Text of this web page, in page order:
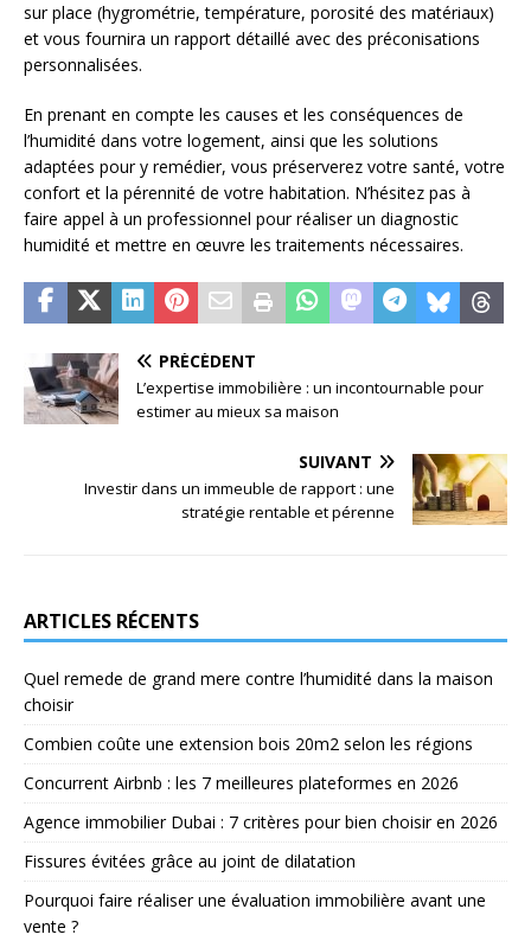
sur place (hygrométrie, température, porosité des matériaux)
et vous fournira un rapport détaillé avec des préconisations
personnalisées.
En prenant en compte les causes et les conséquences de
l’humidité dans votre logement, ainsi que les solutions
adaptées pour y remédier, vous préserverez votre santé, votre
confort et la pérennité de votre habitation. N’hésitez pas à
faire appel à un professionnel pour réaliser un diagnostic
humidité et mettre en œuvre les traitements nécessaires.
PRÉCÉDENT
L’expertise immobilière : un incontournable pour
estimer au mieux sa maison
SUIVANT
Investir dans un immeuble de rapport : une
stratégie rentable et pérenne
ARTICLES RÉCENTS
Quel remede de grand mere contre l’humidité dans la maison
choisir
Combien coûte une extension bois 20m2 selon les régions
Concurrent Airbnb : les 7 meilleures plateformes en 2026
Agence immobilier Dubai : 7 critères pour bien choisir en 2026
Fissures évitées grâce au joint de dilatation
Pourquoi faire réaliser une évaluation immobilière avant une
vente ?